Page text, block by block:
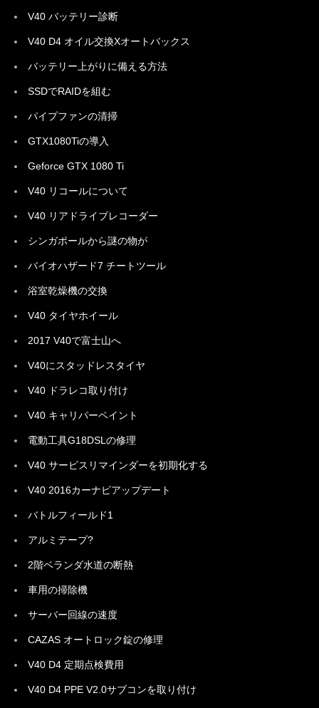
V40 バッテリー診断
V40 D4 オイル交換Xオートバックス
バッテリー上がりに備える方法
SSDでRAIDを組む
パイプファンの清掃
GTX1080Tiの導入
Geforce GTX 1080 Ti
V40 リコールについて
V40 リアドライブレコーダー
シンガポールから謎の物が
バイオハザード7 チートツール
浴室乾燥機の交換
V40 タイヤホイール
2017 V40で富士山へ
V40にスタッドレスタイヤ
V40 ドラレコ取り付け
V40 キャリパーペイント
電動工具G18DSLの修理
V40 サービスリマインダーを初期化する
V40 2016カーナビアップデート
バトルフィールド1
アルミテープ?
2階ベランダ水道の断熱
車用の掃除機
サーバー回線の速度
CAZAS オートロック錠の修理
V40 D4 定期点検費用
V40 D4 PPE V2.0サブコンを取り付け